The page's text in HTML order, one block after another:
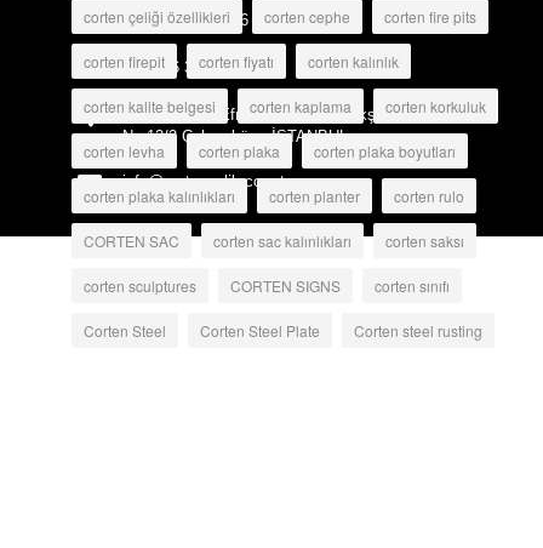
corten çeliği özellikleri corten cephe corten fire pits
corten firepit corten fiyatı corten kalınlık
corten kalite belgesi corten kaplama corten korkuluk
corten levha corten plaka corten plaka boyutları
corten plaka kalınlıkları corten planter corten rulo
CORTEN SAC corten sac kalınlıkları corten saksı
corten sculptures CORTEN SIGNS corten sınıfı
Corten Steel Corten Steel Plate Corten steel rusting
+90 216 519 5216
+90 216 325 2058
Merkez Mah. Efnan Sok. Aydın Ekşi İş Merkezi
No:12/2 Çekmeköy - İSTANBUL
info@cortencelik.com.tr